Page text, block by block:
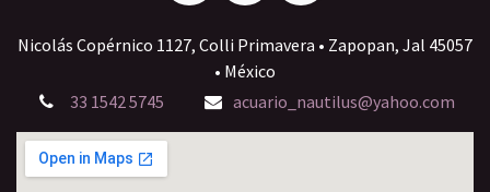
Nicolás Copérnico 1127, Colli Primavera • Zapopan, Jal 45057
• México
33 1542 5745
acuario_nautilus@yahoo.com